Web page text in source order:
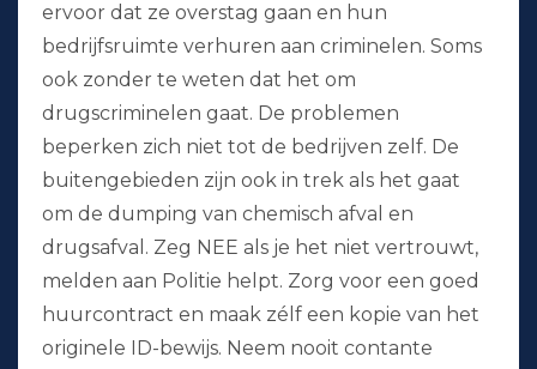
ervoor dat ze overstag gaan en hun
bedrijfsruimte verhuren aan criminelen. Soms
ook zonder te weten dat het om
drugscriminelen gaat. De problemen
beperken zich niet tot de bedrijven zelf. De
buitengebieden zijn ook in trek als het gaat
om de dumping van chemisch afval en
drugsafval. Zeg NEE als je het niet vertrouwt,
melden aan Politie helpt. Zorg voor een goed
huurcontract en maak zélf een kopie van het
originele ID-bewijs. Neem nooit contante